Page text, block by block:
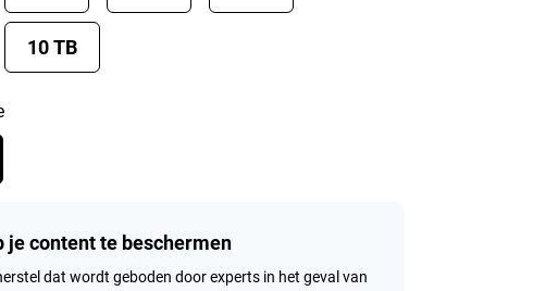
10 TB
je content te beschermen
dat wordt geboden door experts in het geval van